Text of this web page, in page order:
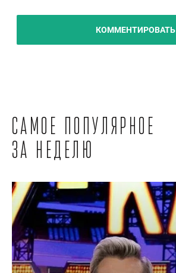
КОММЕНТИРОВАТЬ
Самое популярное
за неделю